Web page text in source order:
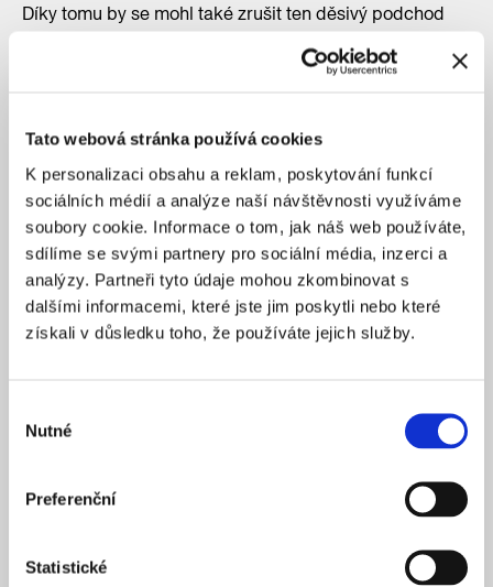
Tato webová stránka používá cookies
K personalizaci obsahu a reklam, poskytování funkcí
sociálních médií a analýze naší návštěvnosti využíváme
soubory cookie. Informace o tom, jak náš web používáte,
sdílíme se svými partnery pro sociální média, inzerci a
analýzy. Partneři tyto údaje mohou zkombinovat s
dalšími informacemi, které jste jim poskytli nebo které
získali v důsledku toho, že používáte jejich služby.
souhlasu
Nutné
Preferenční
Statistické
Díky tomu by se mohl také zrušit ten děsivý podchod
sledovanému projektu váže?
Nikdo asi nemá rád, když je za něco kritizovaný, zvlášť
pokud o projektech v celém týmu, s klienty i zástupci
města měsíce a roky diskutujeme a hledáme to
nejvhodnější řešení. Už od doby Václavské metropolitní
nadace jsem překvapený, jak moc hystericky se někteří
lidé dokážou vyjadřovat. Čím větší změna, tím to
společnost nese hůř.
Výrazně proměňujete tvář Prahy, jste na to pyšný?
Řekl bych to tak, že mám velkou radost z toho, když
v souvislosti se stavbou nějaké budovy vznikne kvalitní
živý veřejný prostor. To by měl být princip každé nové
i na to, že třeba některé stavby, které jsme projektovali,